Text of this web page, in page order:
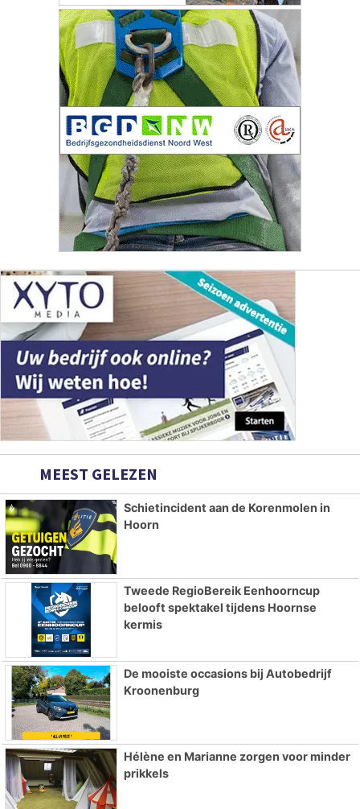
MEEST GELEZEN
Schietincident aan de Korenmolen in
Hoorn
Tweede RegioBereik Eenhoorncup
belooft spektakel tijdens Hoornse
kermis
De mooiste occasions bij Autobedrijf
Kroonenburg
Hélène en Marianne zorgen voor minder
prikkels